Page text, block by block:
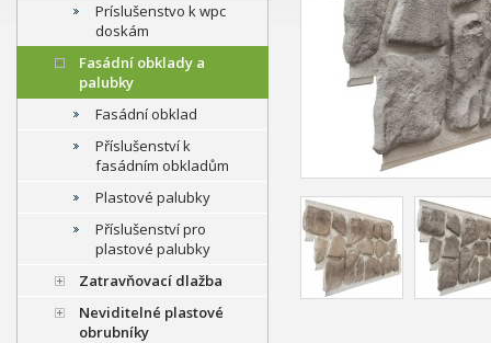
Príslušenstvo k wpc
doskám
Fasádní obklady a
palubky
Fasádní obklad
Příslušenství k
fasádním obkladům
Plastové palubky
Příslušenství pro
plastové palubky
Zatravňovací dlažba
Neviditelné plastové
obrubníky